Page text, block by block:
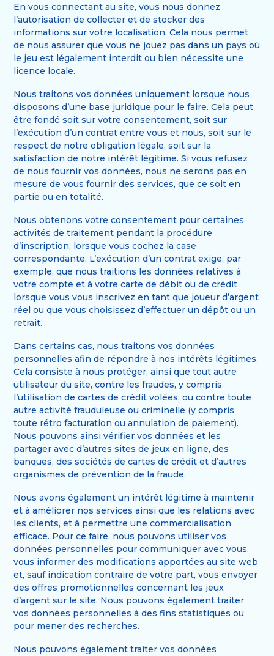
En vous connectant au site, vous nous donnez
l’autorisation de collecter et de stocker des
informations sur votre localisation. Cela nous permet
de nous assurer que vous ne jouez pas dans un pays où
le jeu est légalement interdit ou bien nécessite une
licence locale.
Nous traitons vos données uniquement lorsque nous
disposons d’une base juridique pour le faire. Cela peut
être fondé soit sur votre consentement, soit sur
l’exécution d’un contrat entre vous et nous, soit sur le
respect de notre obligation légale, soit sur la
satisfaction de notre intérêt légitime. Si vous refusez
de nous fournir vos données, nous ne serons pas en
mesure de vous fournir des services, que ce soit en
partie ou en totalité.
Nous obtenons votre consentement pour certaines
activités de traitement pendant la procédure
d’inscription, lorsque vous cochez la case
correspondante. L’exécution d’un contrat exige, par
exemple, que nous traitions les données relatives à
votre compte et à votre carte de débit ou de crédit
lorsque vous vous inscrivez en tant que joueur d’argent
réel ou que vous choisissez d’effectuer un dépôt ou un
retrait.
Dans certains cas, nous traitons vos données
personnelles afin de répondre à nos intérêts légitimes.
Cela consiste à nous protéger, ainsi que tout autre
utilisateur du site, contre les fraudes, y compris
l’utilisation de cartes de crédit volées, ou contre toute
autre activité frauduleuse ou criminelle (y compris
toute rétro facturation ou annulation de paiement).
Nous pouvons ainsi vérifier vos données et les
partager avec d’autres sites de jeux en ligne, des
banques, des sociétés de cartes de crédit et d’autres
organismes de prévention de la fraude.
Nous avons également un intérêt légitime à maintenir
et à améliorer nos services ainsi que les relations avec
les clients, et à permettre une commercialisation
efficace. Pour ce faire, nous pouvons utiliser vos
données personnelles pour communiquer avec vous,
vous informer des modifications apportées au site web
et, sauf indication contraire de votre part, vous envoyer
des offres promotionnelles concernant les jeux
d’argent sur le site. Nous pouvons également traiter
vos données personnelles à des fins statistiques ou
pour mener des recherches.
Nous pouvons également traiter vos données